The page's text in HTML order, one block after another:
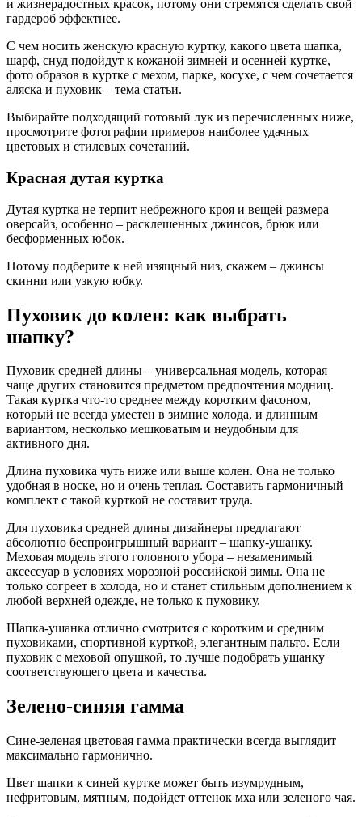
и жизнерадостных красок, потому они стремятся сделать свой
гардероб эффектнее.
С чем носить женскую красную куртку, какого цвета шапка,
шарф, снуд подойдут к кожаной зимней и осенней куртке,
фото образов в куртке с мехом, парке, косухе, с чем сочетается
аляска и пуховик – тема статьи.
Выбирайте подходящий готовый лук из перечисленных ниже,
просмотрите фотографии примеров наиболее удачных
цветовых и стилевых сочетаний.
Красная дутая куртка
Дутая куртка не терпит небрежного кроя и вещей размера
оверсайз, особенно – расклешенных джинсов, брюк или
бесформенных юбок.
Потому подберите к ней изящный низ, скажем – джинсы
скинни или узкую юбку.
Пуховик до колен: как выбрать
шапку?
Пуховик средней длины – универсальная модель, которая
чаще других становится предметом предпочтения модниц.
Такая куртка что-то среднее между коротким фасоном,
который не всегда уместен в зимние холода, и длинным
вариантом, несколько мешковатым и неудобным для
активного дня.
Длина пуховика чуть ниже или выше колен. Она не только
удобная в носке, но и очень теплая. Составить гармоничный
комплект с такой курткой не составит труда.
Для пуховика средней длины дизайнеры предлагают
абсолютно беспроигрышный вариант – шапку-ушанку.
Меховая модель этого головного убора – незаменимый
аксессуар в условиях морозной российской зимы. Она не
только согреет в холода, но и станет стильным дополнением к
любой верхней одежде, не только к пуховику.
Шапка-ушанка отлично смотрится с коротким и средним
пуховиками, спортивной курткой, элегантным пальто. Если
пуховик с меховой опушкой, то лучше подобрать ушанку
соответствующего цвета и качества.
Зелено-синяя гамма
Сине-зеленая цветовая гамма практически всегда выглядит
максимально гармонично.
Цвет шапки к синей куртке может быть изумрудным,
нефритовым, мятным, подойдет оттенок мха или зеленого чая.